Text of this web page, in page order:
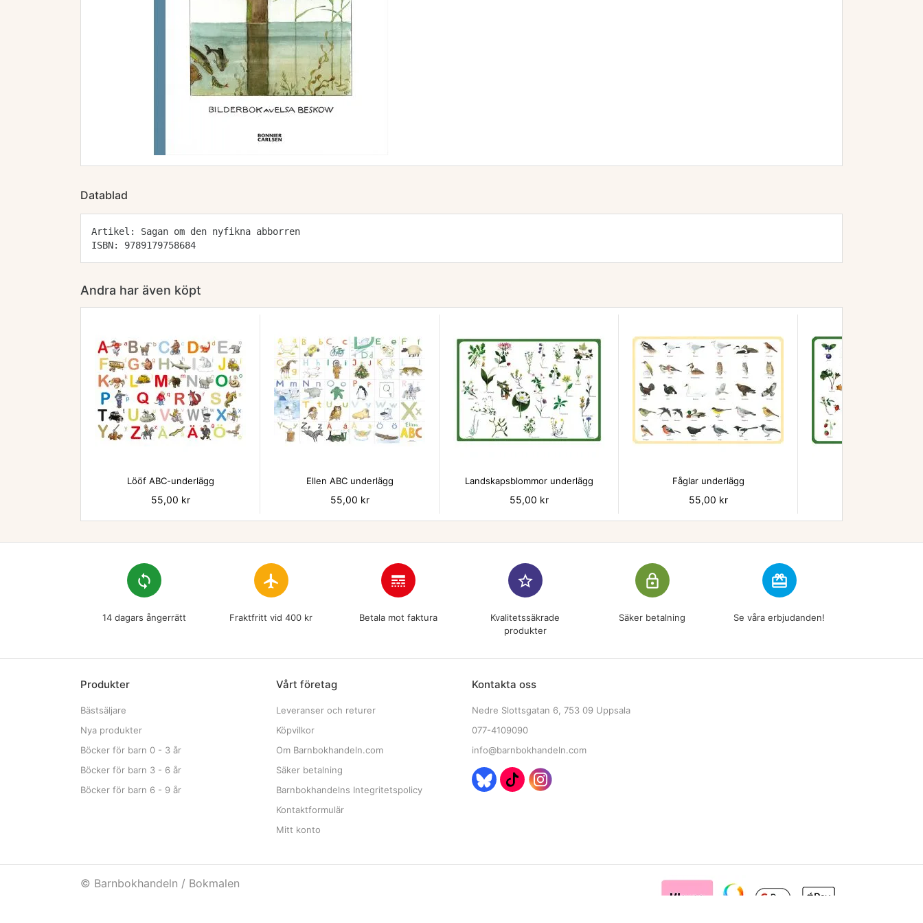
Datablad
Artikel: Sagan om den nyfikna abborren
ISBN: 9789179758684
Andra har även köpt

Lööf ABC-underlägg
Pris
55,00 kr

Ellen ABC underlägg
Pris
55,00 kr
Landskapsblommor underlägg
Pris
55,00 kr

Fåglar underlägg
Pris
55,00 kr
loop
14 dagars ångerrätt
flight
Fraktfritt vid 400 kr
line_style
Betala mot faktura
star_border
Kvalitetssäkrade
produkter
lock_outline
Säker betalning
redeem
Se våra erbjudanden!
Produkter
Bästsäljare
Nya produkter
Böcker för barn 0 - 3 år
Böcker för barn 3 - 6 år
Böcker för barn 6 - 9 år
Vårt företag
Leveranser och returer
Köpvilkor
Om Barnbokhandeln.com
Säker betalning
Barnbokhandelns Integritetspolicy
Kontaktformulär
Mitt konto
Kontakta oss
Nedre Slottsgatan 6, 753 09 Uppsala
077-4109090
info@barnbokhandeln.com
© Barnbokhandeln / Bokmalen